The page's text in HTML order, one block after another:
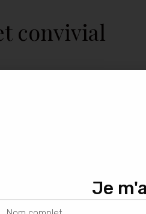
convivial
sa nouvelle édition
l’Eure. Au
C’est le rendez-
pour les nouvelles
national Art, Enfance et
Je